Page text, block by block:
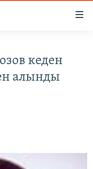
кеден
алынды